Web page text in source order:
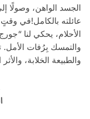
الجسد الواهن، وصولًا
عائلته بالكامل!في
الأحلام، يحكي لنا
والتمسك بِرُفات الأمل.
والطبيعة الخلابة،